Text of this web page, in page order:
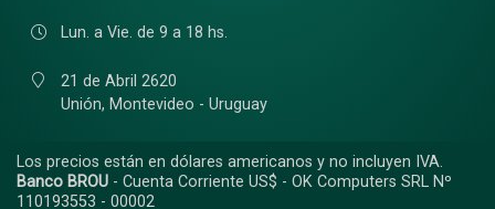
Lun. a Vie. de 9 a 18 hs.
21 de Abril 2620
Unión, Montevideo - Uruguay
Los precios están en dólares americanos y no incluyen IVA.
Banco BROU - Cuenta Corriente US$ - OK Computers SRL Nº
110193553 - 00002